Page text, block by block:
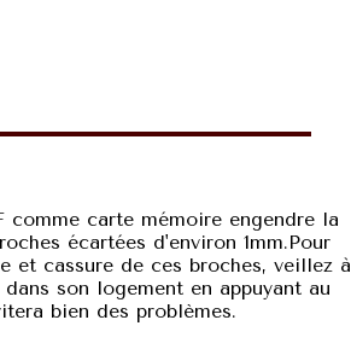
carte mémoire engendre la
écartées d'environ 1mm.Pour
et cassure de ces broches, veillez à
son logement en appuyant au
bien des problèmes.